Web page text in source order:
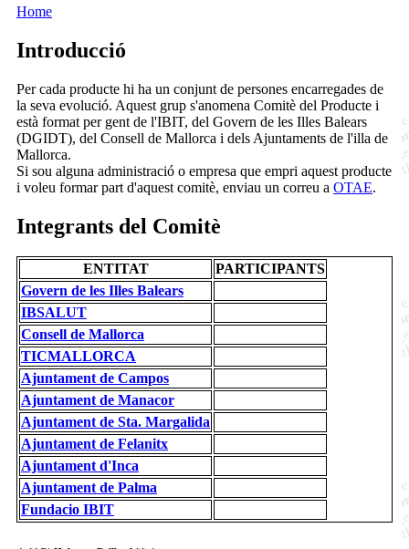
Home
Introducció
Per cada producte hi ha un conjunt de persones encarregades de
la seva evolució. Aquest grup s'anomena Comitè del Producte i
està format per gent de l'IBIT, del Govern de les Illes Balears
(DGIDT), del Consell de Mallorca i dels Ajuntaments de l'illa de
Mallorca.
Si sou alguna administració o empresa que empri aquest producte
i voleu formar part d'aquest comitè, enviau un correu a OTAE.
Integrants del Comitè
ENTITAT
PARTICIPANTS
Govern de les Illes Balears
IBSALUT
Consell de Mallorca
TICMALLORCA
Ajuntament de Campos
Ajuntament de Manacor
Ajuntament de Sta. Margalida
Ajuntament de Felanitx
Ajuntament d'Inca
Ajuntament de Palma
Fundacio IBIT